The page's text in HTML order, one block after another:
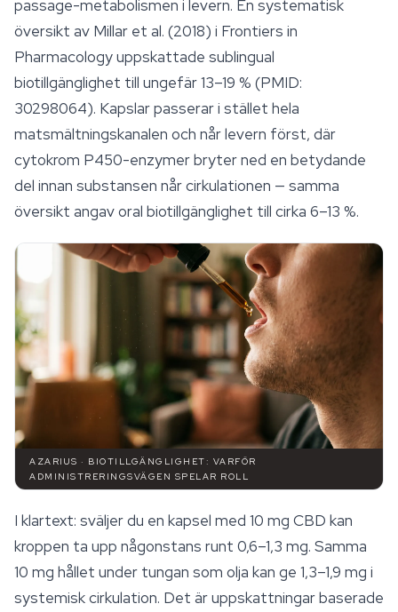
passage-metabolismen i levern. En systematisk
översikt av Millar et al. (2018) i Frontiers in
Pharmacologyuppskattade sublingual
biotillgänglighet till ungefär 13–19 % (PMID:
30298064). Kapslar passerar i stället hela
matsmältningskanalen och når levern först, där
cytokrom P450-enzymer bryter ned en betydande
del innan substansen når cirkulationen — samma
översikt angav oral biotillgänglighet till cirka 6–13 %.
AZARIUS · BIOTILLGÄNGLIGHET: VARFÖR
ADMINISTRERINGSVÄGEN SPELAR ROLL
I klartext: sväljer du en kapsel med 10 mg CBD kan
kroppen ta upp någonstans runt 0,6–1,3 mg. Samma
10 mg hållet under tungan som olja kan ge 1,3–1,9 mg i
systemisk cirkulation. Det är uppskattningar baserade